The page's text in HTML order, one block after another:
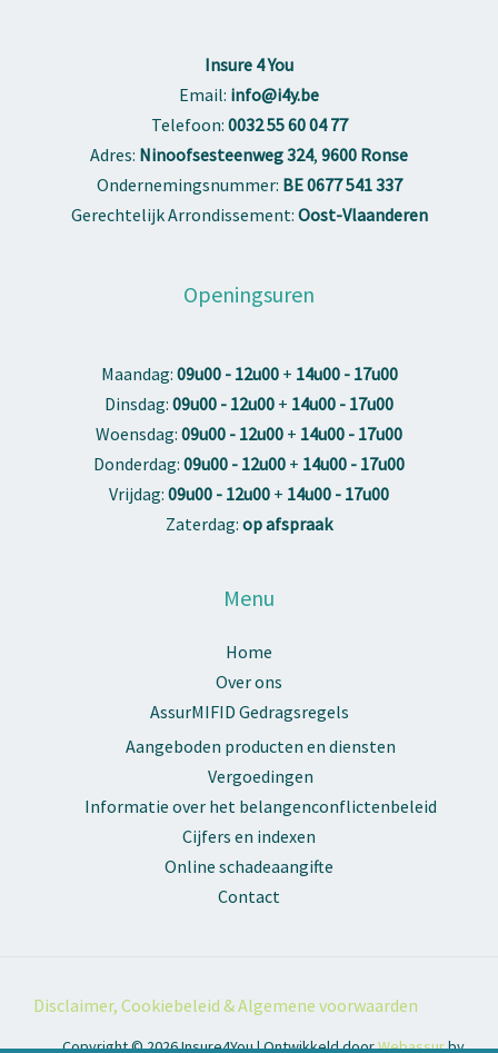
Insure 4 You
Email: info@i4y.be
Telefoon: 0032 55 60 04 77
Adres: Ninoofsesteenweg 324, 9600 Ronse
Ondernemingsnummer: BE 0677 541 337
Gerechtelijk Arrondissement: Oost-Vlaanderen
Openingsuren
Maandag: 09u00 - 12u00+ 14u00 - 17u00
Dinsdag: 09u00 - 12u00 + 14u00 - 17u00
Woensdag: 09u00 - 12u00 + 14u00 - 17u00
Donderdag: 09u00 - 12u00 + 14u00 - 17u00
Vrijdag: 09u00 - 12u00 + 14u00 - 17u00
Zaterdag: op afspraak
Menu
Home
Over ons
AssurMIFID Gedragsregels
Aangeboden producten en diensten
Vergoedingen
Informatie over het belangenconflictenbeleid
Cijfers en indexen
Online schadeaangifte
Contact
Disclaimer, Cookiebeleid & Algemene voorwaarden
Copyright © 2026 Insure4You | Ontwikkeld doorWebassurby